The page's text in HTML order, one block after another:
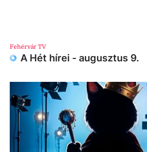
Fehérvár TV
A Hét hírei - augusztus 9.